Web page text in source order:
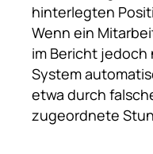
hinterlegten
Wenn ein
im Bericht
System
etwa durch
zugeordnete